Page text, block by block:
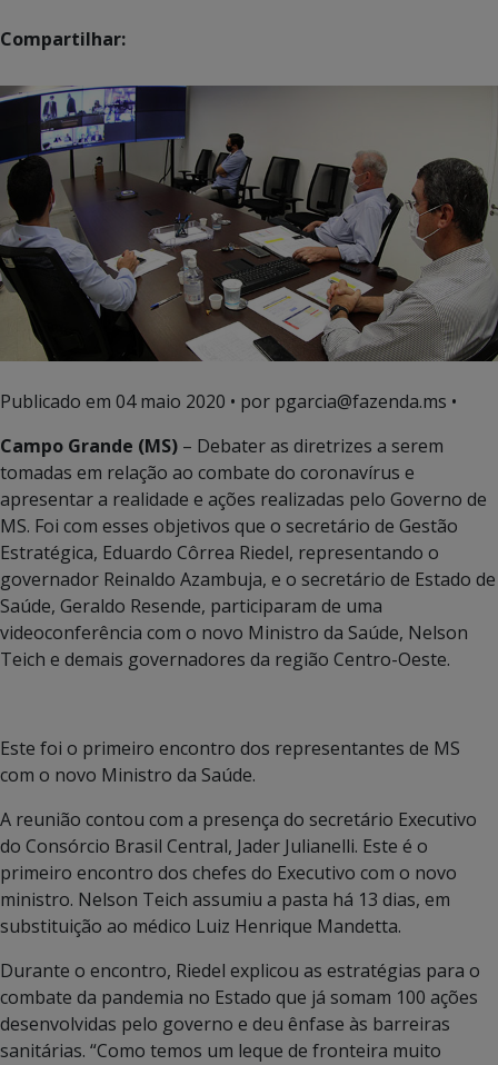
Compartilhar:
Publicado em 04 maio 2020 • por pgarcia@fazenda.ms •
Campo Grande (MS) – Debater as diretrizes a serem
tomadas em relação ao combate do coronavírus e
apresentar a realidade e ações realizadas pelo Governo de
MS. Foi com esses objetivos que o secretário de Gestão
Estratégica, Eduardo Côrrea Riedel, representando o
governador Reinaldo Azambuja, e o secretário de Estado de
Saúde, Geraldo Resende, participaram de uma
videoconferência com o novo Ministro da Saúde, Nelson
Teich e demais governadores da região Centro-Oeste.
Este foi o primeiro encontro dos representantes de MS
com o novo Ministro da Saúde.
A reunião contou com a presença do secretário Executivo
do Consórcio Brasil Central, Jader Julianelli. Este é o
primeiro encontro dos chefes do Executivo com o novo
ministro. Nelson Teich assumiu a pasta há 13 dias, em
substituição ao médico Luiz Henrique Mandetta.
Durante o encontro, Riedel explicou as estratégias para o
combate da pandemia no Estado que já somam 100 ações
desenvolvidas pelo governo e deu ênfase às barreiras
sanitárias. “Como temos um leque de fronteira muito